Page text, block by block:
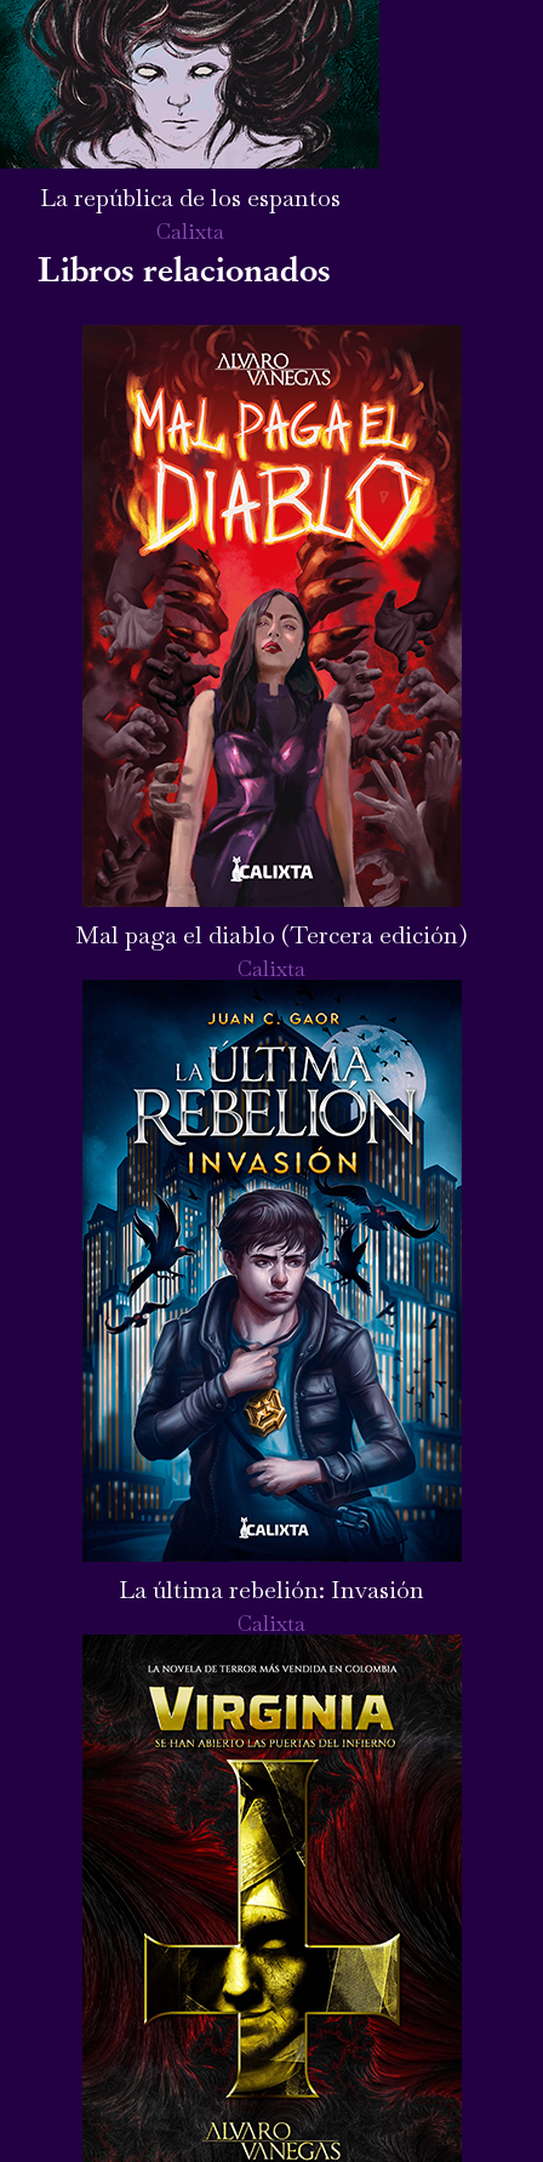
La república de los espantos
Calixta
Libros relacionados
Mal paga el diablo (Tercera edición)
Calixta
La última rebelión: Invasión
Calixta